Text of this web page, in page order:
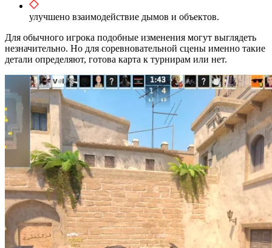
улучшено взаимодействие дымов и объектов.
Для обычного игрока подобные изменения могут выглядеть
незначительно. Но для соревновательной сцены именно такие
детали определяют, готова карта к турнирам или нет.